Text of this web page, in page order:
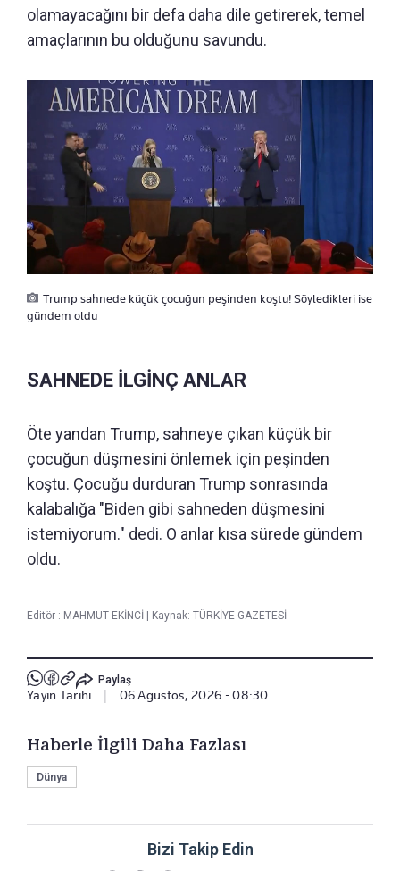
olamayacağını bir defa daha dile getirerek, temel
amaçlarının bu olduğunu savundu.
Trump sahnede küçük çocuğun peşinden koştu! Söyledikleri ise
gündem oldu
SAHNEDE İLGİNÇ ANLAR
Öte yandan Trump, sahneye çıkan küçük bir
çocuğun düşmesini önlemek için peşinden
koştu. Çocuğu durduran Trump sonrasında
kalabalığa "Biden gibi sahneden düşmesini
istemiyorum." dedi. O anlar kısa sürede gündem
oldu.
Editör : MAHMUT EKİNCİ Kaynak: TÜRKİYE GAZETESİ
Paylaş
Yayın Tarihi 06 Ağustos, 2026 - 08:30
Haberle İlgili Daha Fazlası
Dünya
Bizi Takip Edin